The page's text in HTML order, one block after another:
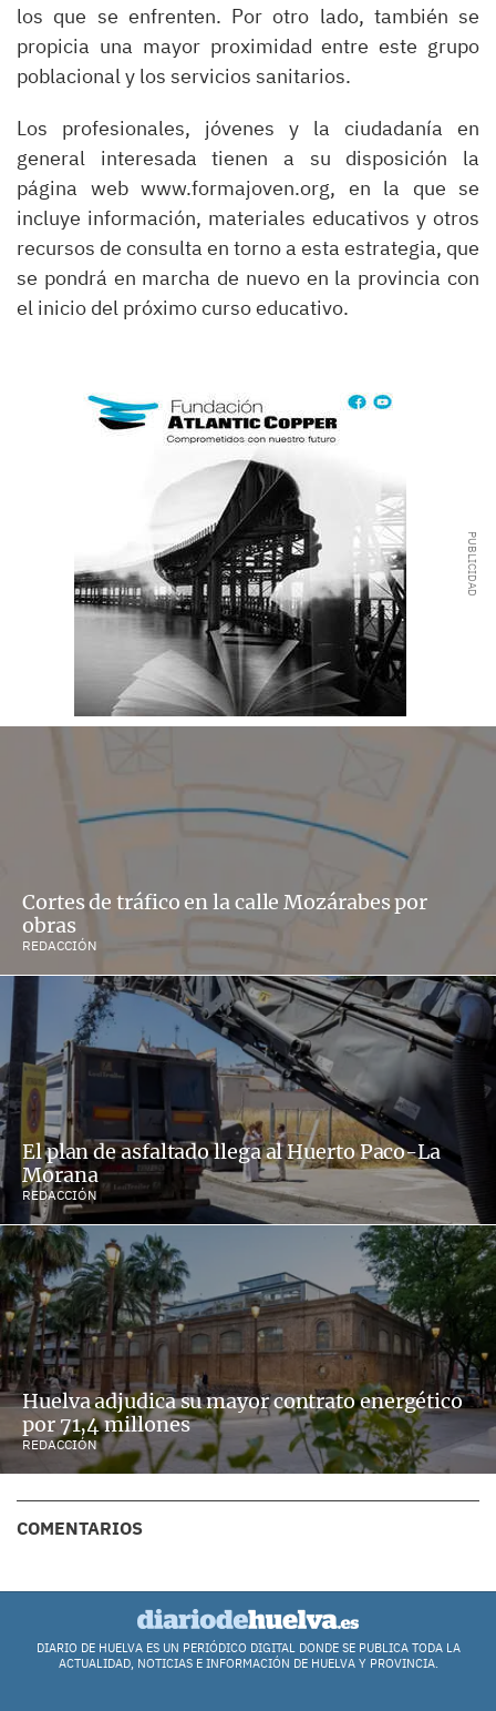
los que se enfrenten. Por otro lado, también se
propicia una mayor proximidad entre este grupo
poblacional y los servicios sanitarios.
Los profesionales, jóvenes y la ciudadanía en
general interesada tienen a su disposición la
página web www.formajoven.org, en la que se
incluye información, materiales educativos y otros
recursos de consulta en torno a esta estrategia, que
se pondrá en marcha de nuevo en la provincia con
el inicio del próximo curso educativo.
Cortes de tráfico en la calle Mozárabes por
obras
REDACCIÓN
El plan de asfaltado llega al Huerto Paco-La
Morana
REDACCIÓN
Huelva adjudica su mayor contrato energético
por 71,4 millones
REDACCIÓN
COMENTARIOS
DIARIO DE HUELVA ES UN PERIÓDICO DIGITAL DONDE SE PUBLICA TODA LA
ACTUALIDAD, NOTICIAS E INFORMACIÓN DE HUELVA Y PROVINCIA.